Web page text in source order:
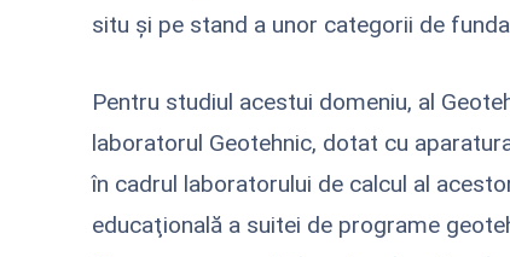
situ şi pe stand a unor categorii de
Pentru studiul acestui domeniu, al
laboratorul Geotehnic, dotat cu
în cadrul laboratorului de calcul al
educaţională a suitei de programe